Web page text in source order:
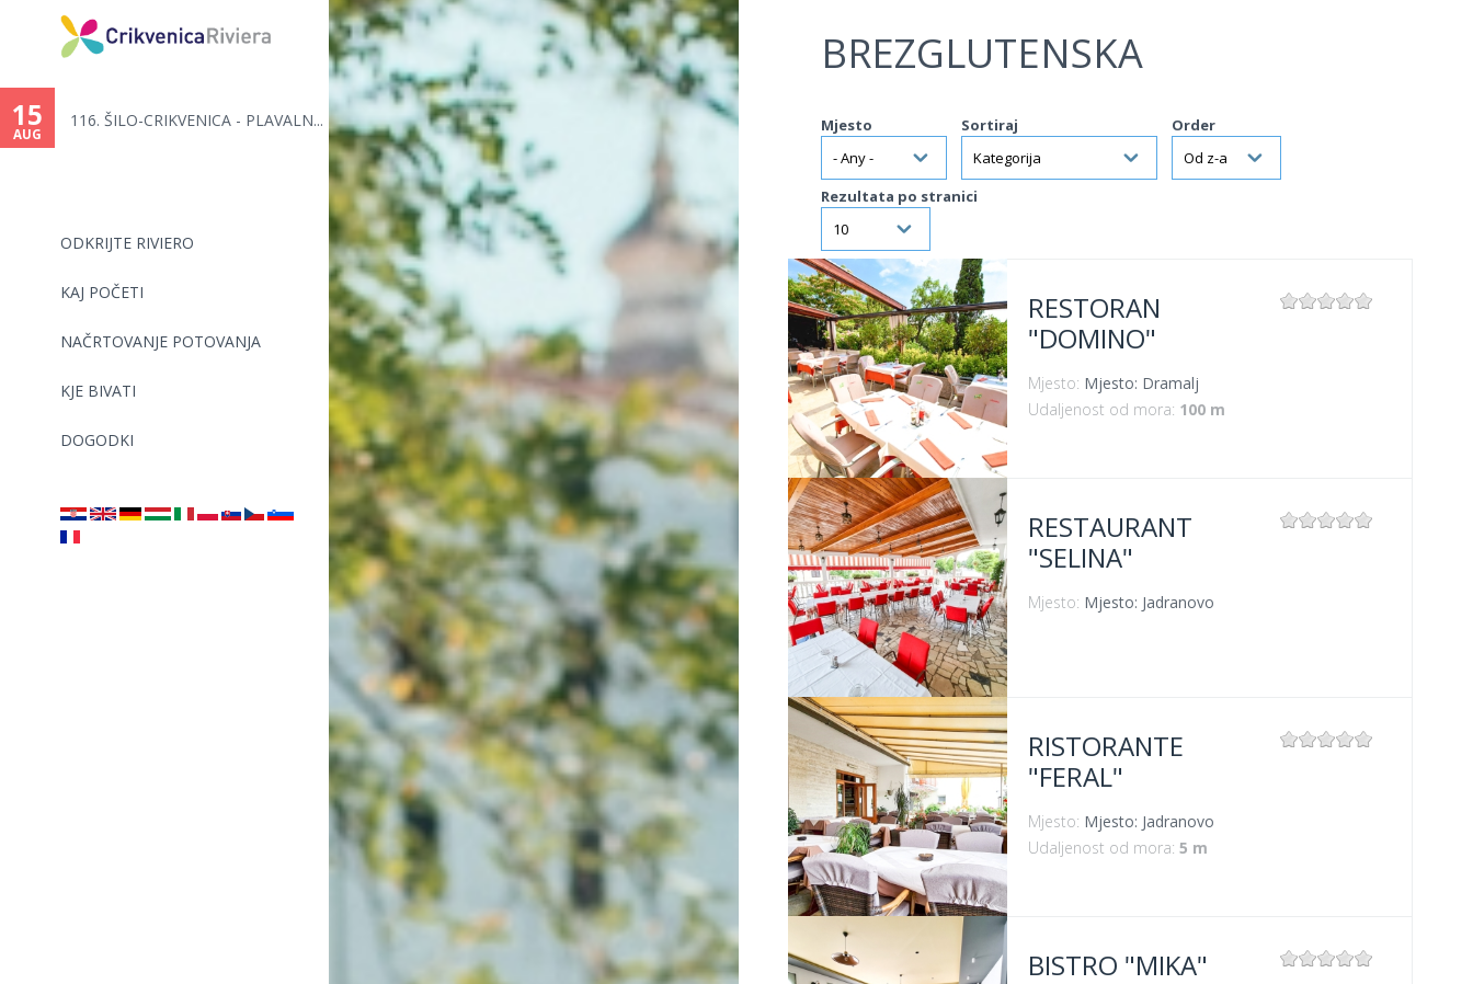
Jump to navigation
ODKRIJTE RIVIERO
KAJ POČETI
NAČRTOVANJE POTOVANJA
KJE BIVATI
DOGODKI
15
AUG
116. ŠILO-CRIKVENICA - PLAVALN...
BREZGLUTENSKA
Mjesto Sortiraj Order
Rezultata po stranici
VIŠE INFORMACIJA
RESTORAN
"DOMINO"
Mjesto: Mjesto: Dramalj
Udaljenost od mora: 100 m
VIŠE INFORMACIJA
RESTAURANT
"SELINA"
Mjesto: Mjesto: Jadranovo
VIŠE INFORMACIJA
RISTORANTE
"FERAL"
Mjesto: Mjesto: Jadranovo
Udaljenost od mora: 5 m
BISTRO "MIKA"